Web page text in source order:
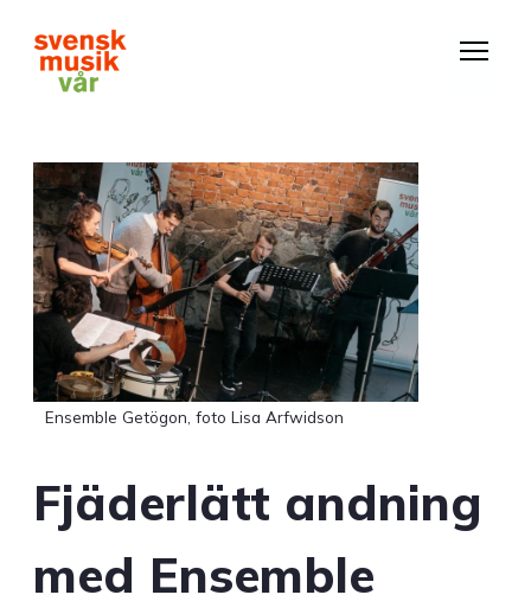
huvudinnehåll
Ensemble Getögon, foto Lisa Arfwidson
Fjäderlätt andning
med Ensemble